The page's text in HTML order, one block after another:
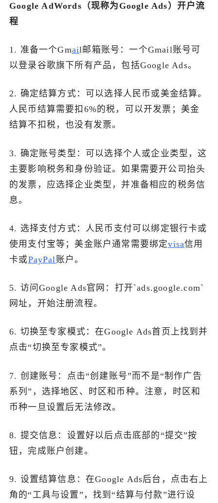
Google AdWords（现称为Google Ads）开户流
程
1. 准备一个Gmail邮箱账号：一个Gmail账号可
以登录谷歌旗下所有产品，包括Google Ads。
2. 确定结算方式：可以选择人民币或美金结算。
人民币结算需要扣6%的税，可以开发票；美金
结算不扣税，也没有发票。
3. 确定账号类型：可以选择个人或企业类型，这
主要影响税务和身份验证。如果需要开公司抬头
的发票，应选择企业类型，并准备相应的税务信
息。
4. 选择支付方式：人民币支付可以绑定银行卡或
使用支付宝等；美金账户通常需要绑定visa信用
卡或PayPal 账户。
5. 访问Google Ads官网：打开`ads.google.com`
网址，开始注册流程。
6. 切换至专家模式：在Google Ads首页上找到并
点击“切换至专家模式”。
7. 创建账号：点击“创建账号”而不是“制作广告
系列”，选择地区、时区和币种。注意，时区和
币种一旦设置后无法修改。
8. 提交信息：设置好以后点击底部的“提交”按
钮，完成账户创建。
9. 设置结算信息：在Google Ads后台，点击右上
角的“工具与设置”，找到“结算与付款”进行设